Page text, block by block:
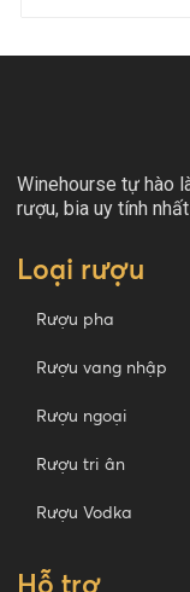
Winehourse tự hào
rượu, bia uy tính nhất
Loại rượu
Rượu pha
Rượu vang nhập
Rượu ngoại
Rượu tri ân
Rượu Vodka
Hỗ trợ